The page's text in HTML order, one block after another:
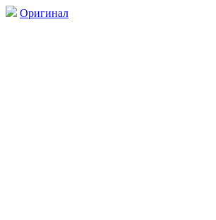
Оригинал